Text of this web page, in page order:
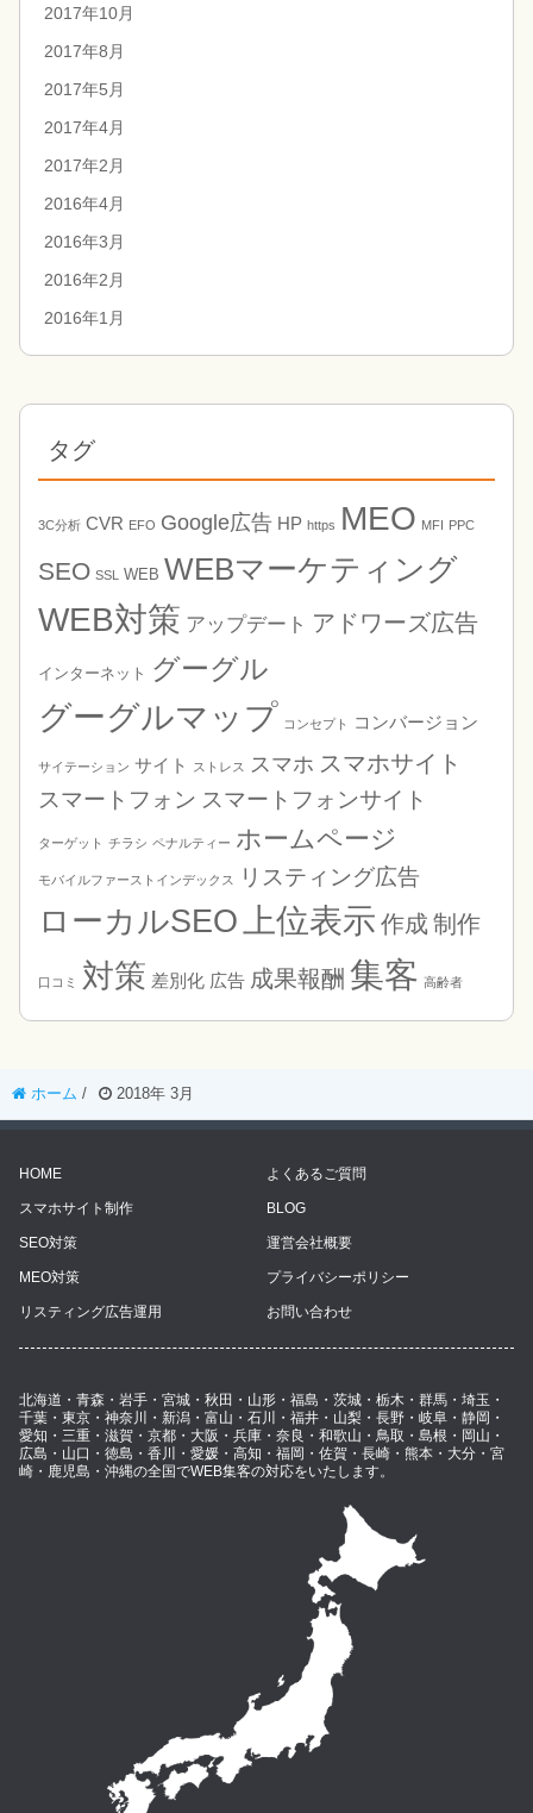
2017年10月
2017年8月
2017年5月
2017年4月
2017年2月
2016年4月
2016年3月
2016年2月
2016年1月
タグ
3C分析 CVR EFO Google広告 HP https MEO MFI PPC
SEO SSL WEB WEBマーケティング
WEB対策 アップデート アドワーズ広告
インターネット グーグル
グーグルマップ コンセプト コンバージョン
サイテーション サイト ストレス スマホ スマホサイト
スマートフォン スマートフォンサイト
ターゲット チラシ ペナルティー ホームページ
モバイルファーストインデックス リスティング広告
ローカルSEO上位表示 作成 制作
口コミ 対策 差別化 広告 成果報酬 集客 高齢者
ホーム / 2018年 3月
HOME
スマホサイト制作
SEO対策
MEO対策
リスティング広告運用
よくあるご質問
BLOG
運営会社概要
プライバシーポリシー
お問い合わせ
北海道・青森・岩手・宮城・秋田・山形・福島・茨城・栃木・群馬・埼玉・
千葉・東京・神奈川・新潟・富山・石川・福井・山梨・長野・岐阜・静岡・
愛知・三重・滋賀・京都・大阪・兵庫・奈良・和歌山・鳥取・島根・岡山・
広島・山口・徳島・香川・愛媛・高知・福岡・佐賀・長崎・熊本・大分・宮
崎・鹿児島・沖縄の全国でWEB集客の対応をいたします。